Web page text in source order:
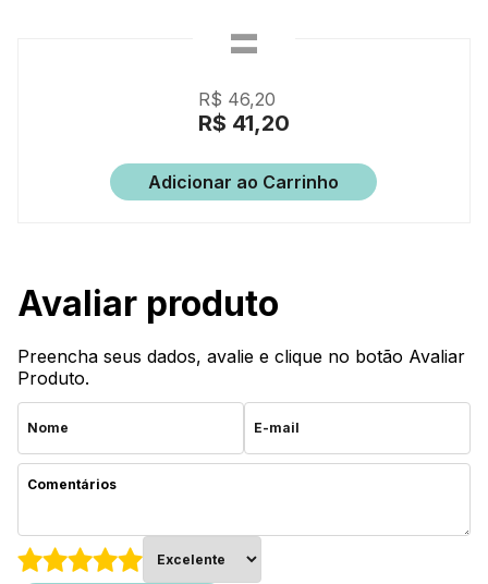
R$ 46,20
R$ 41,20
Adicionar ao Carrinho
Avaliar produto
Preencha seus dados, avalie e clique no botão Avaliar
Produto.